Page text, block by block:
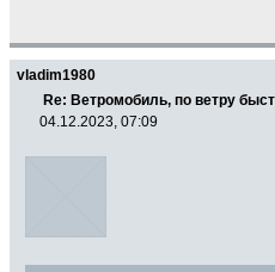
vladim1980
Re: Ветромобиль, по ветру
04.12.2023, 07:09